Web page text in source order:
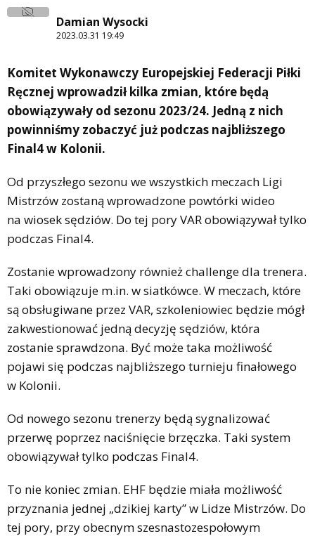
Damian Wysocki
2023.03.31 19:49
Komitet Wykonawczy Europejskiej Federacji Piłki
Ręcznej wprowadził kilka zmian, które będą
obowiązywały od sezonu 2023/24. Jedną z nich
powinniśmy zobaczyć już podczas najbliższego
Final4 w Kolonii.
Od przyszłego sezonu we wszystkich meczach Ligi
Mistrzów zostaną wprowadzone powtórki wideo
na wiosek sędziów. Do tej pory VAR obowiązywał tylko
podczas Final4.
Zostanie wprowadzony również challenge dla trenera.
Taki obowiązuje m.in. w siatkówce. W meczach, które
są obsługiwane przez VAR, szkoleniowiec będzie mógł
zakwestionować jedną decyzję sędziów, która
zostanie sprawdzona. Być może taka możliwość
pojawi się podczas najbliższego turnieju finałowego
w Kolonii.
Od nowego sezonu trenerzy będą sygnalizować
przerwę poprzez naciśnięcie brzęczka. Taki system
obowiązywał tylko podczas Final4.
To nie koniec zmian. EHF będzie miała możliwość
przyznania jednej „dzikiej karty” w Lidze Mistrzów. Do
tej pory, przy obecnym szesnastozespołowym